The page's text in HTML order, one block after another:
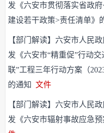
发《六安市贯彻落实省政
建设若干政策>责任清单》
【部门解读】六安市人民
发《六安市“精重促”行动
联”工程三年行动方案（
的通知 文件
【部门解读】六安市人民
发《六安市辐射事故应急